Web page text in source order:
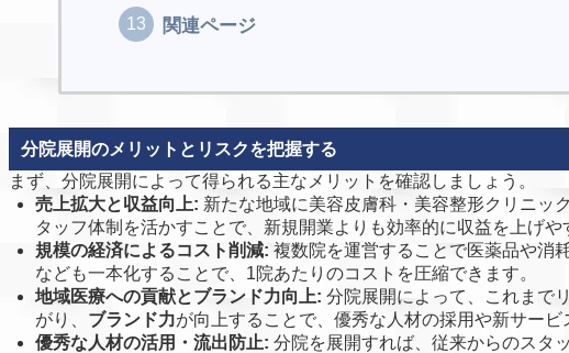
関連ページ
分院展開のメリットとリスクを把握する
まず、分院展開によって得られる主なメリットを確認しましょう。
売上拡大と収益向上: 新たな地域に美容皮膚科・美容整形クリニッ
タッフ体制を活かすことで、新規開業よりも効率的に収益を上げや
規模の経済によるコスト削減: 複数院を運営することで医薬品や消
なども一本化することで、1院あたりのコストを圧縮できます。
地域医療への貢献とブランド力向上: 分院展開によって、これまで
がり、 ブランド力が向上することで、優秀な人材の採用や新サービ
優秀な人材の活用・流出防止: 分院を展開すれば、従来からのスタ